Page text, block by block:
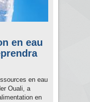
en eau
en eau
Ouali, a
en